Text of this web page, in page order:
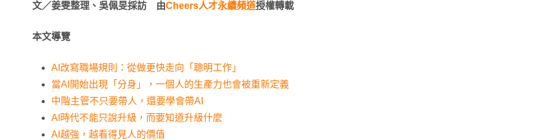
文／姜雯整理、吳佩旻採訪 由Cheers人才永續頻道授權轉載
本文導覽
AI改寫職場規則：從做更快走向「聰明工作」
當AI開始出現「分身」，一個人的生產力也會被重新定義
中階主管不只要帶人，還要學會帶AI
AI時代不能只說升級，而要知道升級什麼
AI越強，越看得見人的價值